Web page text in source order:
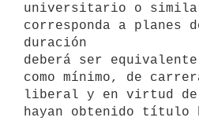
universitario o
corresponda a planes
duración
deberá ser
como mínimo, de
liberal y en virtud de
hayan obtenido